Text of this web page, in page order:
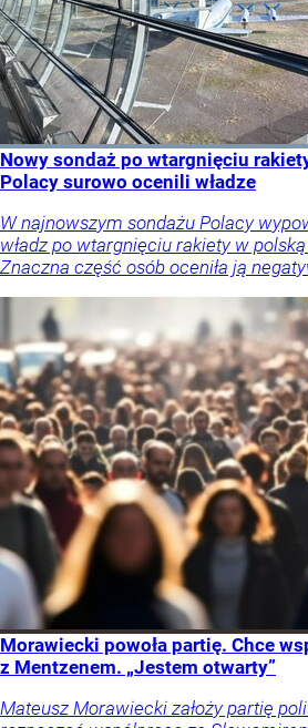
Nowy sondaż po wtargnięciu
Polacy surowo ocenili władze
W najnowszym sondażu Polacy
władz po wtargnięciu rakiety w
Znaczna część osób oceniła ją
Morawiecki powoła partię. Chce
z Mentzenem. „Jestem otwarty”
Mateusz Morawiecki założy partię